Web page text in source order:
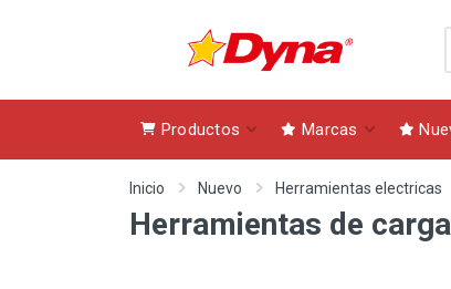
Productos Marcas
Inicio Nuevo Herramientas electricas
Herramientas de carga